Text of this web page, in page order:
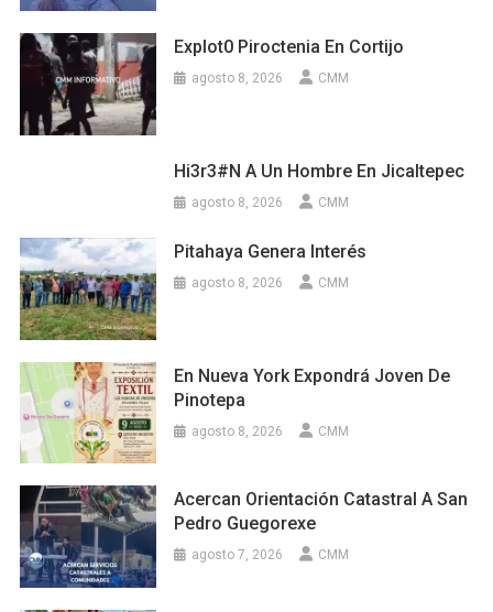
Explot0 Piroctenia En Cortijo
agosto 8, 2026 CMM
Hi3r3#n A Un Hombre En Jicaltepec
agosto 8, 2026 CMM
Pitahaya Genera Interés
agosto 8, 2026 CMM
En Nueva York Expondrá Joven De
Pinotepa
agosto 8, 2026 CMM
Acercan Orientación Catastral A San
Pedro Guegorexe
agosto 7, 2026 CMM